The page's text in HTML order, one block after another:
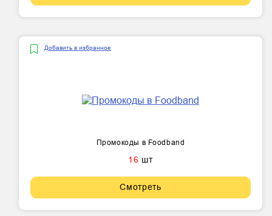
Добавить в избранное
Промокоды в Foodband
16 шт
Смотреть